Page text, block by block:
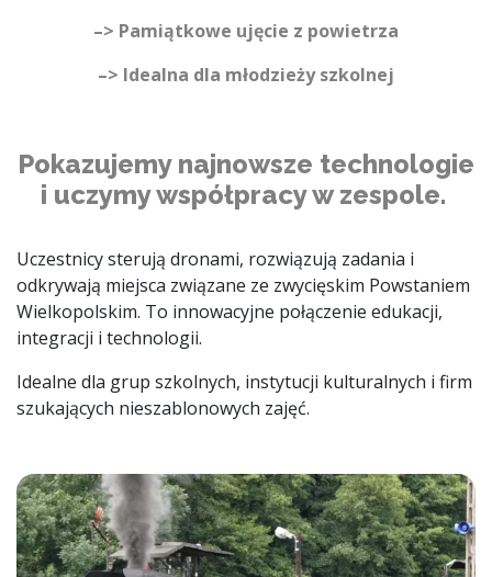
–> Pamiątkowe ujęcie z powietrza
–> Idealna dla młodzieży szkolnej
Pokazujemy najnowsze technologie
i uczymy współpracy w zespole.
Uczestnicy sterują dronami, rozwiązują zadania i
odkrywają miejsca związane ze zwycięskim Powstaniem
Wielkopolskim. To innowacyjne połączenie edukacji,
integracji i technologii.
Idealne dla grup szkolnych, instytucji kulturalnych i firm
szukających nieszablonowych zajęć.